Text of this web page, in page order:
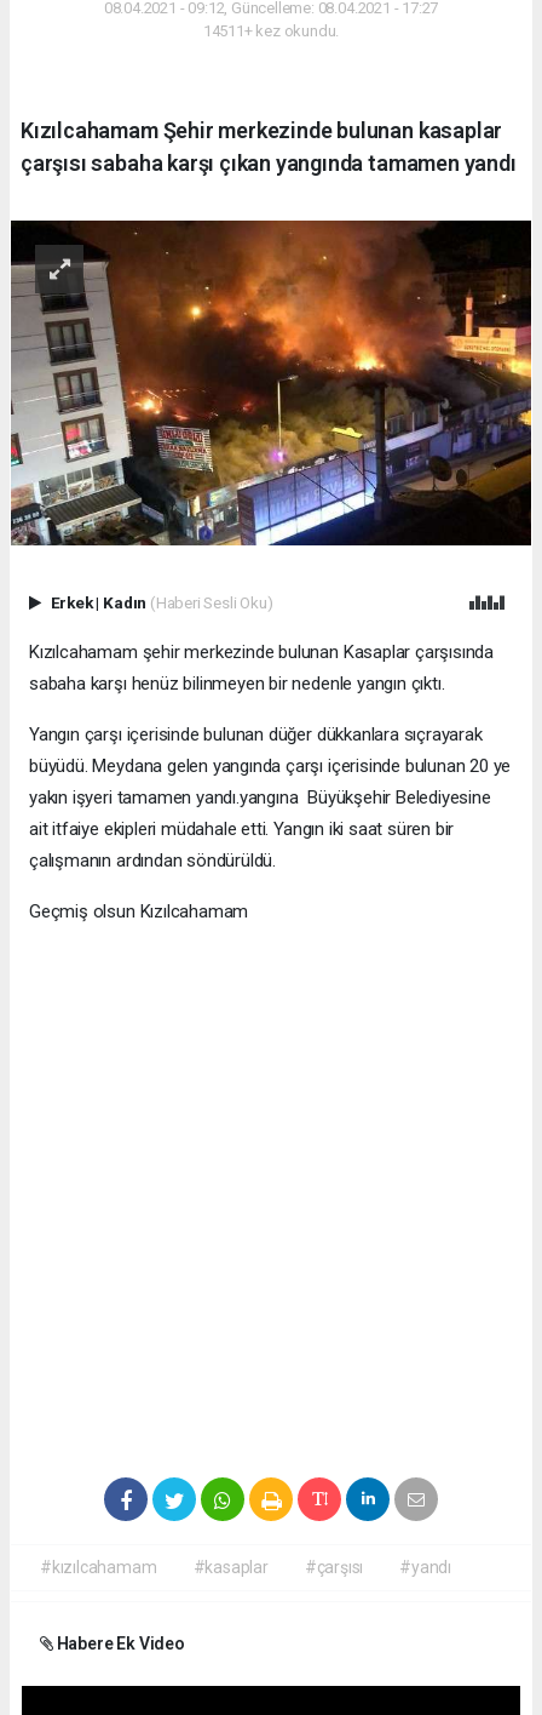
08.04.2021 - 09:12, Güncelleme: 08.04.2021 - 17:27
14511+ kez okundu.
Kızılcahamam Şehir merkezinde bulunan kasaplar
çarşısı sabaha karşı çıkan yangında tamamen yandı
Erkek| Kadın (Haberi Sesli Oku)
Kızılcahamam şehir merkezinde bulunan Kasaplar çarşısında
sabaha karşı henüz bilinmeyen bir nedenle yangın çıktı.
Yangın çarşı içerisinde bulunan düğer dükkanlara sıçrayarak
büyüdü. Meydana gelen yangında çarşı içerisinde bulunan 20 ye
yakın işyeri tamamen yandı.yangına Büyükşehir Belediyesine
ait itfaiye ekipleri müdahale etti. Yangın iki saat süren bir
çalışmanın ardından söndürüldü.
Geçmiş olsun Kızılcahamam
#kızılcahamam #kasaplar #çarşısı #yandı
Habere Ek Video